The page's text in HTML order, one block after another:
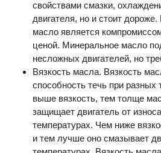
свойствами смазки,
двигателя, но и стоит
масло является
ценой. Минеральное масло
несложных двигателей, но
Вязкость масла. Вязкость
способность течь при разных
выше вязкость, тем толще
защищает двигатель от
температурах. Чем ниже
и тем лучше оно смазывает